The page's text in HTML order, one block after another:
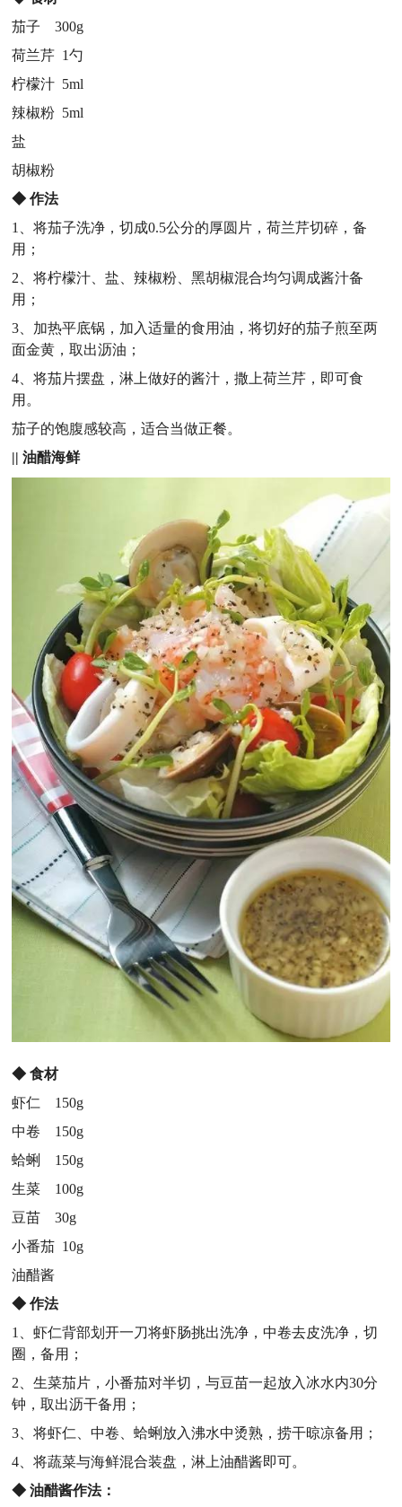
茄子 300g
荷兰芹 1勺
柠檬汁 5ml
辣椒粉 5ml
盐
胡椒粉
◆作法
1、将茄子洗净，切成0.5公分的厚圆片，荷兰芹切碎，备
用；
2、将柠檬汁、盐、辣椒粉、黑胡椒混合均匀调成酱汁备
用；
3、加热平底锅，加入适量的食用油，将切好的茄子煎至两
面金黄，取出沥油；
4、将茄片摆盘，淋上做好的酱汁，撒上荷兰芹，即可食
用。
茄子的饱腹感较高，适合当做正餐。
||油醋海鲜
◆食材
虾仁 150g
中卷 150g
蛤蜊 150g
生菜 100g
豆苗 30g
小番茄 10g
油醋酱
◆作法
1、虾仁背部划开一刀将虾肠挑出洗净，中卷去皮洗净，切
圈，备用；
2、生菜茄片，小番茄对半切，与豆苗一起放入冰水内30分
钟，取出沥干备用；
3、将虾仁、中卷、蛤蜊放入沸水中烫熟，捞干晾凉备用；
4、将蔬菜与海鲜混合装盘，淋上油醋酱即可。
◆油醋酱作法：